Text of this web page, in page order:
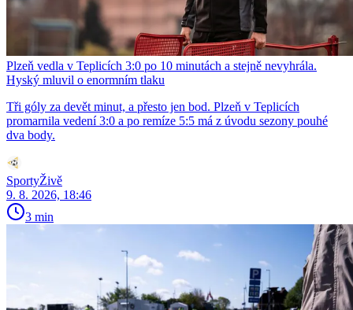
Plzeň vedla v Teplicích 3:0 po 10 minutách a stejně nevyhrála.
Hyský mluvil o enormním tlaku
Tři góly za devět minut, a přesto jen bod. Plzeň v Teplicích
promarnila vedení 3:0 a po remíze 5:5 má z úvodu sezony pouhé
dva body.
SportyŽivě
9. 8. 2026, 18:46
3 min